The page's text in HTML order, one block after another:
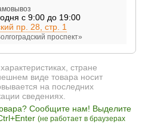
с 9:00 до 19:00
пр. 28, стр. 1
проспект»
стране
виде товара носит
на последних
сведениях.
Сообщите нам! Выделите
(не работает в браузерах